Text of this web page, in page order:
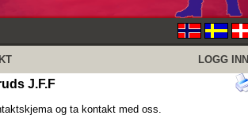
LOGG INN
J.F.F
og ta kontakt med oss.